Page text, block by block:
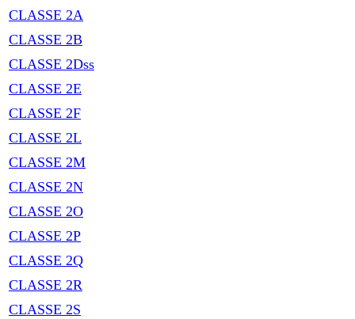
CLASSE 2A
CLASSE 2B
CLASSE 2Dss
CLASSE 2E
CLASSE 2F
CLASSE 2L
CLASSE 2M
CLASSE 2N
CLASSE 2O
CLASSE 2P
CLASSE 2Q
CLASSE 2R
CLASSE 2S